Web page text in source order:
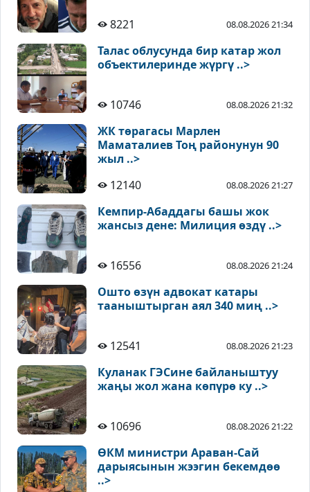
8221 08.08.2026 21:34
Талас облусунда бир катар жол
объектилеринде жүргү ..>
10746 08.08.2026 21:32
ЖК төрагасы Марлен
Маматалиев Тоң районунун 90
жыл ..>
12140
08.08.2026 21:27
Кемпир-Абаддагы башы жок
жансыз дене: Милиция өздү ..>
16556 08.08.2026 21:24
Ошто өзүн адвокат катары
тааныштырган аял 340 миң ..>
12541 08.08.2026 21:23
Куланак ГЭСине байланыштуу
жаңы жол жана көпүрө ку ..>
10696 08.08.2026 21:22
ӨКМ министри Араван-Сай
дарыясынын жээгин бекемдөө
..>